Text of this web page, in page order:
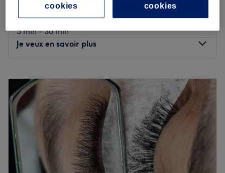
Nail Art (Avec options)
5 min - 30 min
Je veux en savoir plus
Mardi
08:30 –16:30
Mercredi
Fermé
Jeudi
08:30–16:30
Vendredi
08:30–
Samedi
Dimanche
Fermé
JD Beauté, situé à Oullins-Pierre-Bénite, est un institut
cookies
cookies